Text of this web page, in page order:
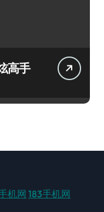
高手
机网 183手机网